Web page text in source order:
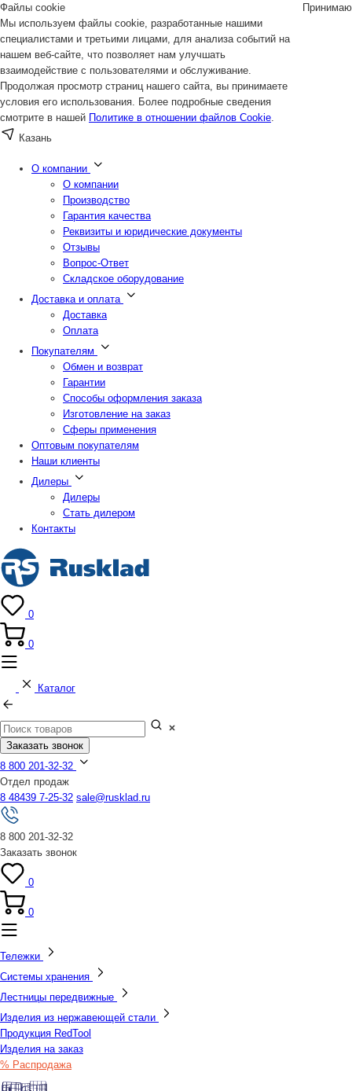
Файлы cookie
Мы используем файлы cookie, разработанные нашими
специалистами и третьими лицами, для анализа событий на
нашем веб-сайте, что позволяет нам улучшать
взаимодействие с пользователями и обслуживание.
Продолжая просмотр страниц нашего сайта, вы принимаете
условия его использования. Более подробные сведения
смотрите в нашей Политике в отношении файлов Cookie.
Принимаю
Казань
О компании
О компании
Производство
Гарантия качества
Реквизиты и юридические документы
Отзывы
Вопрос-Ответ
Складское оборудование
Доставка и оплата
Доставка
Оплата
Покупателям
Обмен и возврат
Гарантии
Способы оформления заказа
Изготовление на заказ
Сферы применения
Оптовым покупателям
Наши клиенты
Дилеры
Дилеры
Стать дилером
Контакты
0
0
Каталог
Заказать звонок
8 800 201-32-32
Отдел продаж
8 48439 7-25-32 sale@rusklad.ru
8 800 201-32-32
Заказать звонок
0
0
Тележки
Системы хранения
Лестницы передвижные
Изделия из нержавеющей стали
Продукция RedTool
Изделия на заказ
% Распродажа